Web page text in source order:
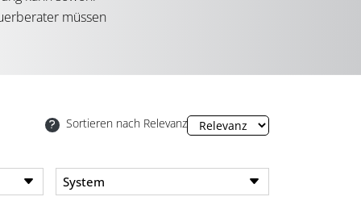
müssen
sein.
der
und
Sortieren nach Relevanz
System